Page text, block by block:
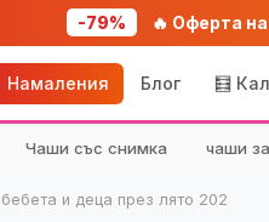
-79% 🔥 Оферта
Намаления Блог 🧮
Чаши със снимка чаши
и деца през лято 202